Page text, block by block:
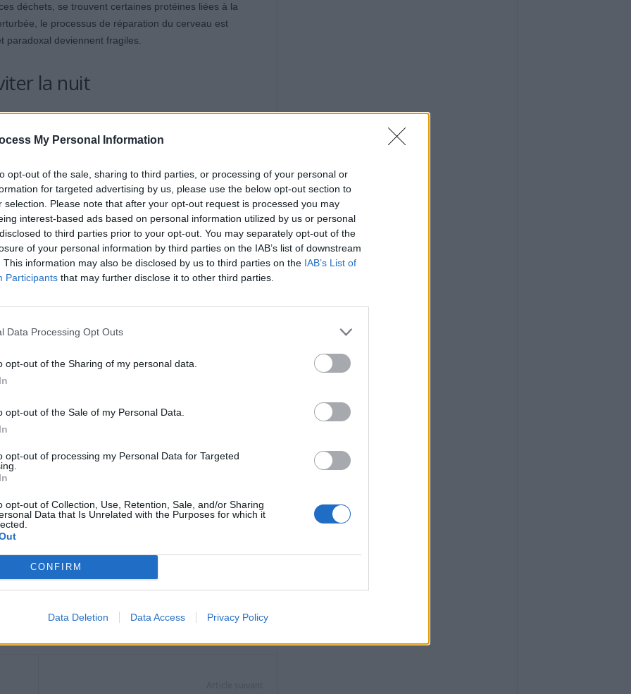
My Personal Information
opt-out of the sale, sharing to third parties, or processing of your personal or
for targeted advertising by us, please use the below opt-out section to
selection. Please note that after your opt-out request is processed you may
interest-based ads based on personal information utilized by us or personal
to third parties prior to your opt-out. You may separately opt-out of the
of your personal information by third parties on the IAB’s list of downstream
This information may also be disclosed by us to third parties on the IAB’s List of
Participants that may further disclose it to other third parties.
Data Processing Opt Outs
opt-out of the Sharing of my personal data.
opt-out of the Sale of my Personal Data.
opt-out of processing my Personal Data for Targeted
opt-out of Collection, Use, Retention, Sale, and/or Sharing
Data that Is Unrelated with the Purposes for which it
CONFIRM
Data Deletion Data Access Privacy Policy
déchets, se trouvent certaines protéines liées à la
le processus de réparation du cerveau est
paradoxal deviennent fragiles.
la nuit
clair : il faut absolument éviter de rester tard le soir
au lit. Cette pratique a un nom : le « doomscrolling ».
les contenus en ligne, souvent négatifs, sans pouvoir
D’abord, la lumière bleue des écrans inhibe la
au cerveau qu’il est temps de dormir. Ensuite, le
d’alerte. La lecture de nouvelles, de messages ou de
l’hormone du stress, empêchant ainsi la détente
un sommeil de qualité
de laisser son téléphone hors de la chambre ou,
aussi d’arrêter l’utilisation des écrans 45 à 60
un rituel apaisant : prendre une douche chaude,
d’un livre.
une heure de réveil régulière, plutôt que de chercher
à ce niveau aide à mieux réguler l’horloge biologique.
troubles du sommeil
et la somnolence en journée ne doivent pas être
peut représenter une menace sérieuse pour la santé du
si ces symptômes apparaissent.